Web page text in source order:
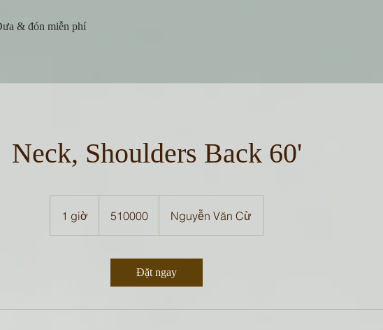
& đón miễn phí
Neck, Shoulders Back 60'
1 giờ
g
510000 Nguyễn Văn Cừ
Đặt ngay